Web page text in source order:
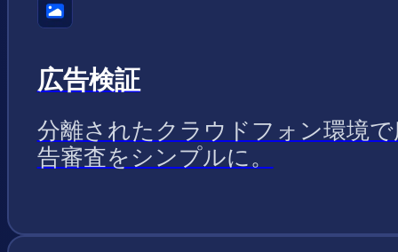
広告検証
分離されたクラウドフォン環境で
告審査をシンプルに。